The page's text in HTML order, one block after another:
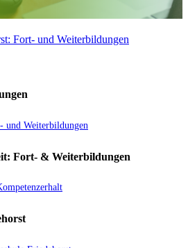
Fort- und Weiterbildungen
und Weiterbildungen
Fort- & Weiterbildungen